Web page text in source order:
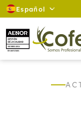
Español